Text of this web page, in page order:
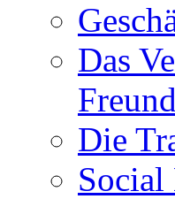
Das
Die
Social